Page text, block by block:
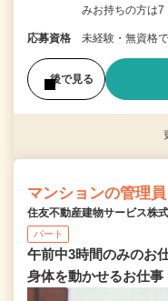
みお持ちの方は7
応募資格 未経験・無資格で
後で見る
マンションの管理員
住友不動産建物サービス株
パート
午前中3時間のみのお
身体を動かせるお仕事